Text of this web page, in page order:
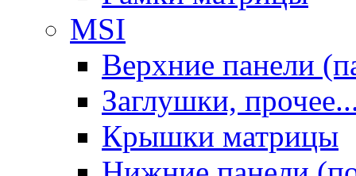
MSI
Верхние панели
Заглушки,
Крышки матрицы